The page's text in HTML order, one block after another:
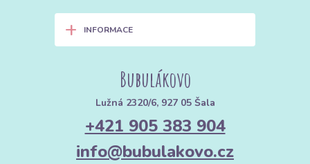
+ INFORMACE
Bubulákovo
Lužná 2320/6, 927 05 Šala
+421 905 383 904
info@bubulakovo.cz